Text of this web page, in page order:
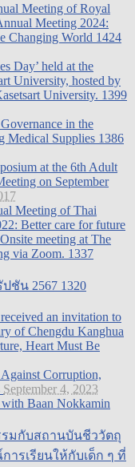
Meeting of Royal
Meeting 2024:
Changing World 1424
Day’ held at the
University, hosted by
University. 1399
in the
Medical Supplies 1386
at the 6th Adult
on September
Meeting of Thai
Better care for future
meeting at The
via Zoom. 1337
ชัน 2567 1320
an invitation to
of Chengdu Kanghua
Heart Must Be
Corruption,
September 4, 2023
with Baan Nokkamin
มกับสถานบันชีววัตถุ
รเรียนให้กับเด็ก ๆ ที่